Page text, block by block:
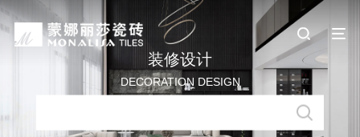
装修设计
DECORATION DESIGN